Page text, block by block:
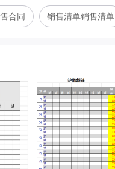
合同 销售清单销售清单